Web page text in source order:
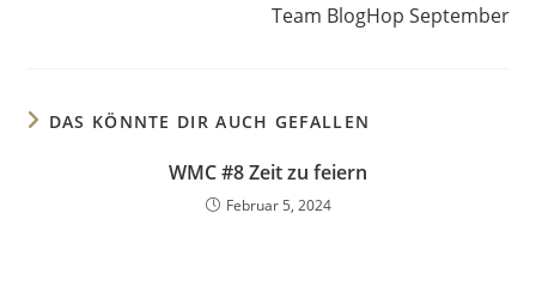
Team BlogHop September
DAS KÖNNTE DIR AUCH GEFALLEN
WMC #8 Zeit zu feiern
Februar 5, 2024